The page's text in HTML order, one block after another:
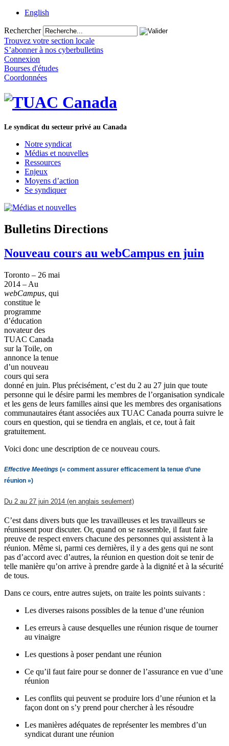
English
Rechercher
Trouvez votre section locale
S’abonner à nos cyberbulletins
Connexion
Bourses d'études
Coordonnées
Le syndicat du secteur privé au Canada
Notre syndicat
Médias et nouvelles
Ressources
Enjeux
Moyens d’action
Se syndiquer
Bulletins Directions
Nouveau cours au webCampus en juin
Toronto – 26 mai
2014 – Au
webCampus, qui
constitue le
programme
d’éducation
novateur des
TUAC Canada
sur la Toile, on
annonce la tenue
d’un nouveau
cours qui sera
donné en juin. Plus précisément, c’est du 2 au 27 juin que toute
personne qui le désire parmi les membres de l’organisation syndicale
et les gens de leurs familles ainsi que les membres des organisations
communautaires étant associées aux TUAC Canada pourra suivre le
cours en question, qui se tiendra en anglais, et ce, tout à fait
gratuitement.
Voici donc une description de ce nouveau cours.
Effective Meetings (« comment assurer efficacement la tenue d’une
réunion »)
Du 2 au 27 juin 2014 (en angl ais seulement)
C’est dans divers buts que les travailleuses et les travailleurs se
réunissent pour discuter. Or, quand on se rassemble, il faut faire
preuve de respect envers chacune des personnes qui assistent à la
réunion. Même si, parmi ces dernières, il y a des gens qui ne sont
pas d’accord avec d’autres, la réunion en question doit se tenir de
telle manière qu’on arrive à prendre garde à la dignité et à la sécurité
de tous.
Dans ce cours, entre autres sujets, on traite les points suivants :
Les diverses raisons possibles de la tenue d’une réunion
Les erreurs à cause desquelles une réunion risque de tourner
au vinaigre
Les questions à poser pendant une réunion
Ce qu’il faut faire pour se donner de l’assurance en vue d’une
réunion
Les conflits qui peuvent se produire lors d’une réunion et la
façon dont on s’y prend pour chercher à les résoudre
Les manières adéquates de représenter les membres d’un
syndicat durant une réunion